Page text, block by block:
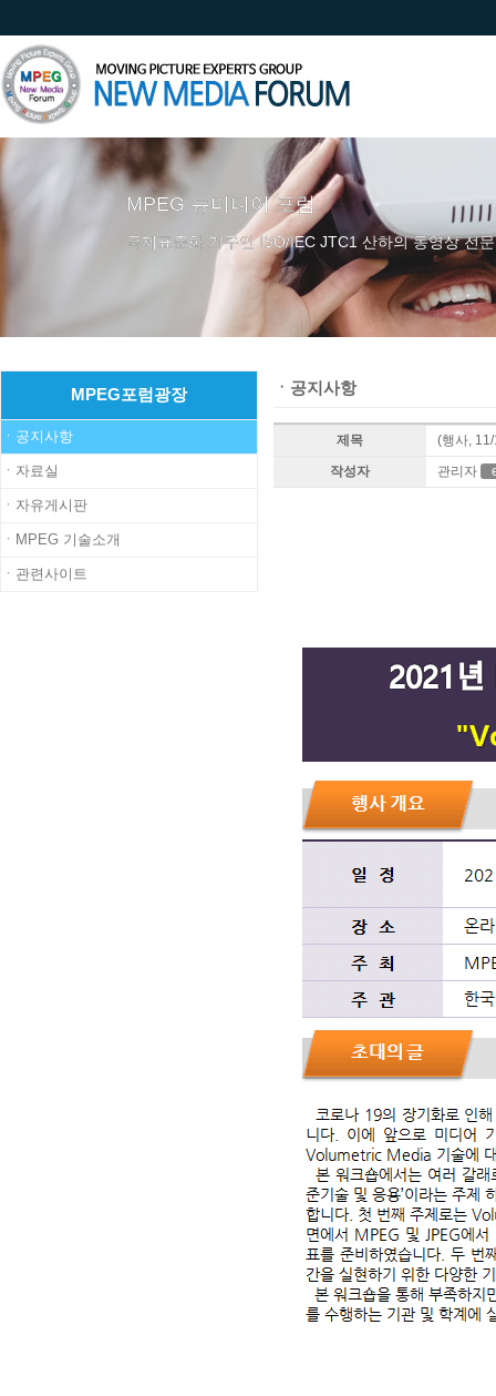
MPEG포럼광장
ㆍ공지사항
ㆍ자료실
ㆍ자유게시판
ㆍMPEG 기술소개
ㆍ관련사이트
ㆍ공지사항
제목
(행사,
작성자
관리자